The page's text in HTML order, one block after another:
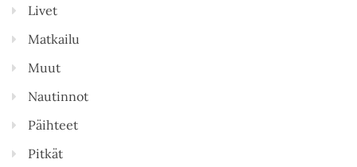
Livet
Matkailu
Muut
Nautinnot
Päihteet
Pitkät